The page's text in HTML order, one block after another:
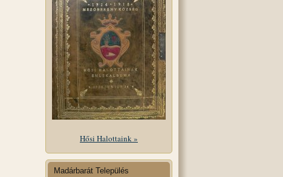
Hősi Halottaink »
Madárbarát Település